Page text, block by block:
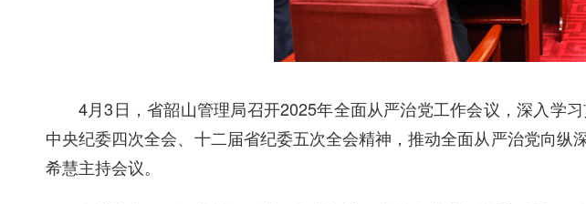
4月3日，省韶山管理局召开2025年全面从严治党工作会议，深入学
中央纪委四次全会、十二届省纪委五次全会精神，推动全面从严治党向
希慧主持会议。